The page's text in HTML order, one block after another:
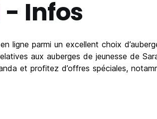
- Infos
ligne parmi un excellent choix
aux auberges de jeunesse de
et profitez d’offres spéciales,